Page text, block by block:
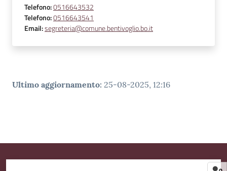
Telefono:0516643532
Telefono:0516643541
Email:segreteria@comune.bentivoglio.bo.it
Ultimo aggiornamento: 25-08-2025, 12:16